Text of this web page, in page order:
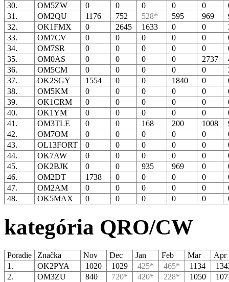
30.
OM5ZW 0 0 0 0 0
31.
OM2QU 1176 752 528* 595 969
32.
OK1FMX 0 2645 1633 0 0
33.
OM7CV 0 0 0 0 0
34.
OM7SR 0 0 0 0 0
35.
OM0AS 0 0 0 0 2737
36.
OM5CM 0 0 0 0 0
37.
OK2SGY 1554 0 0 1840 0
38.
OM5KM 0 0 0 0 0
39.
OK1CRM 0 0 0 0 0
40.
OK1YM 0 0 0 0 0
41.
OM3TLE 0 0 168 200 1008
42.
OM7OM 0 0 0 0 0
43.
OL13FORT 0 0 0 0 0
44.
OK7AW 0 0 0 0 0
45.
OK2BJK 0 0 935 969 0
46.
OM2DT 1738 0 0 0 0
47.
OM2AM 0 0 0 0 0
48.
OK5MAX 0 0 0 0 0
kategória QRO/CW
Poradie Značka Nov Dec Jan Feb Mar
Apr
1.
OK2PYA 1020 1029 425* 465* 1134
2.
OM3ZU 840 720* 420* 228* 1050